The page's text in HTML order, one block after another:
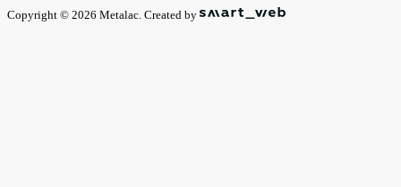
Copyright © 2026 Metalac. Created by